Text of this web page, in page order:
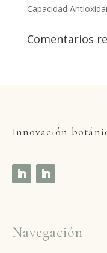
Capacidad
Comentarios
Innovación
Navegación